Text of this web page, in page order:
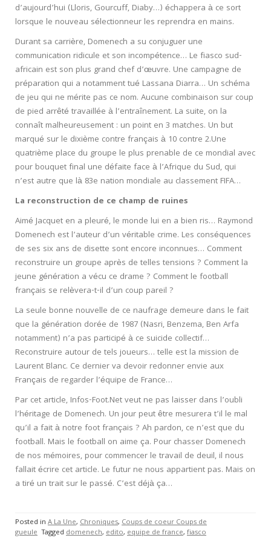
d’aujourd’hui (Lloris, Gourcuff, Diaby…) échappera à ce sort
lorsque le nouveau sélectionneur les reprendra en mains.
Durant sa carrière, Domenech a su conjuguer une
communication ridicule et son incompétence… Le fiasco sud-
africain est son plus grand chef d’œuvre. Une campagne de
préparation qui a notamment tué Lassana Diarra… Un schéma
de jeu qui ne mérite pas ce nom. Aucune combinaison sur coup
de pied arrêté travaillée à l’entraînement. La suite, on la
connaît malheureusement : un point en 3 matches. Un but
marqué sur le dixième contre français à 10 contre 2.Une
quatrième place du groupe le plus prenable de ce mondial avec
pour bouquet final une défaite face à l’Afrique du Sud, qui
n’est autre que là 83e nation mondiale au classement FIFA…
La reconstruction de ce champ de ruines
Aimé Jacquet en a pleuré, le monde lui en a bien ris… Raymond
Domenech est l’auteur d’un véritable crime. Les conséquences
de ses six ans de disette sont encore inconnues… Comment
reconstruire un groupe après de telles tensions ? Comment la
jeune génération a vécu ce drame ? Comment le football
français se relèvera-t-il d’un coup pareil ?
La seule bonne nouvelle de ce naufrage demeure dans le fait
que la génération dorée de 1987 (Nasri, Benzema, Ben Arfa
notamment) n’a pas participé à ce suicide collectif…
Reconstruire autour de tels joueurs… telle est la mission de
Laurent Blanc. Ce dernier va devoir redonner envie aux
Français de regarder l’équipe de France…
Par cet article, Infos-Foot.Net veut ne pas laisser dans l’oubli
l’héritage de Domenech. Un jour peut être mesurera t’il le mal
qu’il a fait à notre foot français ? Ah pardon, ce n’est que du
football. Mais le football on aime ça. Pour chasser Domenech
de nos mémoires, pour commencer le travail de deuil, il nous
fallait écrire cet article. Le futur ne nous appartient pas. Mais on
a tiré un trait sur le passé. C’est déjà ça…
Posted in A La Une, Chroniques, Coups de coeur Coups de
gueule Tagged domenech, edito, equipe de france, fiasco